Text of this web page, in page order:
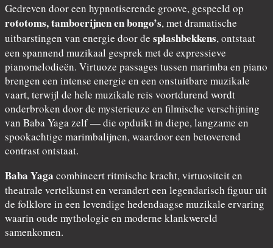
Gedreven door een hypnotiserende groove, gespeeld op
rototoms, tamboerijnen en bongo’s, met dramatische
uitbarstingen van energie door de splashbekkens, ontstaat
een spannend muzikaal gesprek met de expressieve
pianomelodieën. Virtuoze passages tussen marimba en piano
brengen een intense energie en een onstuitbare muzikale
vaart, terwijl de hele muzikale reis voortdurend wordt
onderbroken door de mysterieuze en filmische verschijning
van Baba Yaga zelf — die opduikt in diepe, langzame en
spookachtige marimbalijnen, waardoor een betoverend
contrast ontstaat.
Baba Yaga combineert ritmische kracht, virtuositeit en
theatrale vertelkunst en verandert een legendarisch figuur uit
de folklore in een levendige hedendaagse muzikale ervaring
waarin oude mythologie en moderne klankwereld
samenkomen.